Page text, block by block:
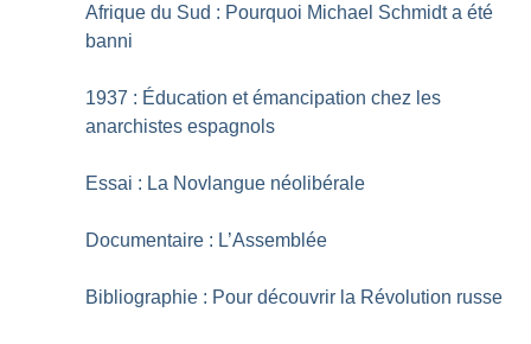
Afrique du Sud : Pourquoi Michael Schmidt a été
banni
1937 : Éducation et émancipation chez les
anarchistes espagnols
Essai : La Novlangue néolibérale
Documentaire : L’Assemblée
Bibliographie : Pour découvrir la Révolution russe